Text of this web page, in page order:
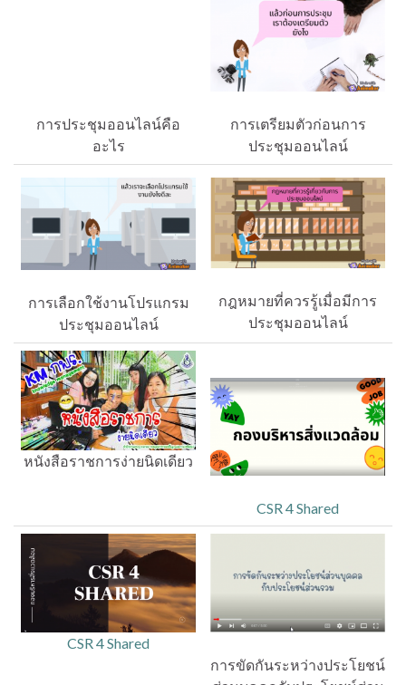
การประชุมออนไลน์คือ
อะไร
การเตรียมตัวก่อนการ
ประชุมออนไลน์
การเลือกใช้งานโปรแกรม
ประชุมออนไลน์
กฎหมายที่ควรรู้เมื่อมีการ
ประชุมออนไลน์
หนังสือราชการง่ายนิดเดียว
CSR 4 Shared
CSR 4 Shared
การขัดกันระหว่างประโยชน์